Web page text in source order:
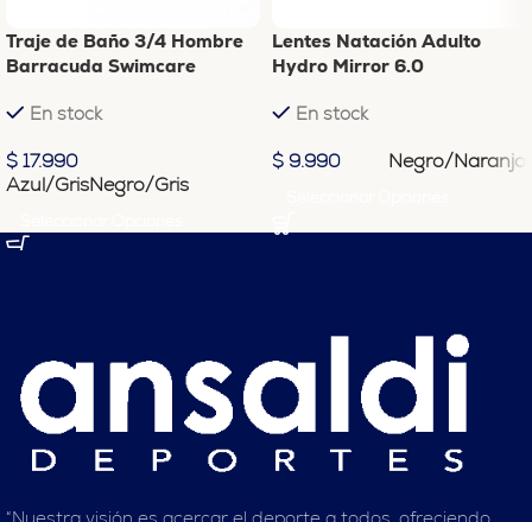
Traje de Baño 3/4 Hombre
Barracuda Swimcare
En stock
$ 17.990
Azul/GrisNegro/Gris
Lentes Natación Adulto
Hydro Mirror 6.0
En stock
$ 9.990 Negro/Naranjo